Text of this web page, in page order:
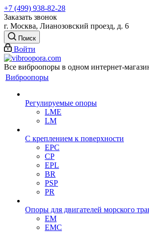
+7 (499) 938-82-28
Заказать звонок
г. Москва, Лианозовский проезд, д. 6
Поиск
Войти
Все виброопоры в одном интернет-
Виброопоры
Регулируемые опоры
LME
LM
С креплением к поверхности
EPC
CP
EPL
BR
PSP
PR
Опоры для двигателей морского
EM
EMC